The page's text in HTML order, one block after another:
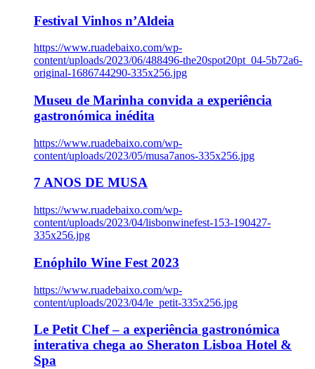
Festival Vinhos n’Aldeia
https://www.ruadebaixo.com/wp-
content/uploads/2023/06/488496-the20spot20pt_04-5b72a6-
original-1686744290-335x256.jpg
Museu de Marinha convida a experiência
gastronómica inédita
https://www.ruadebaixo.com/wp-
content/uploads/2023/05/musa7anos-335x256.jpg
7 ANOS DE MUSA
https://www.ruadebaixo.com/wp-
content/uploads/2023/04/lisbonwinefest-153-190427-
335x256.jpg
Enóphilo Wine Fest 2023
https://www.ruadebaixo.com/wp-
content/uploads/2023/04/le_petit-335x256.jpg
Le Petit Chef – a experiência gastronómica
interativa chega ao Sheraton Lisboa Hotel &
Spa